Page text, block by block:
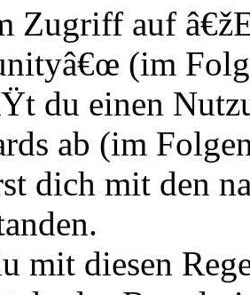
Zugriff auf
(im
du einen
ab (im
dich mit den
mit diesen